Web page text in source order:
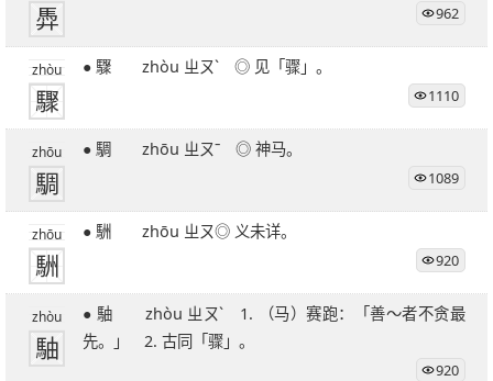
馵 962
zhòu
驟
● 驟 zhòu ㄓㄡˋ ◎ 见「骤」。
1110
zhōu
騆
● 騆 zhōu ㄓㄡˉ ◎ 神马。
1089
zhōu
駲
● 駲 zhōu ㄓㄡ◎ 义未详。
920
zhòu
駎
● 駎 zhòu ㄓㄡˋ 1. （马）赛跑：「善～者不贪最
先。」 2. 古同「骤」。
920